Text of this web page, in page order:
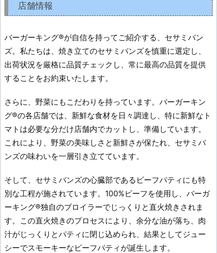
店舗情報
バーガーキング®が自信を持ってご紹介する、セサミバン
ズ。私たちは、焼き立てのセサミバンズを慎重に選定し、
出荷状況を厳格に品質チェックし、常に最高の品質を提供
することをお約束いたします。
さらに、野菜にもこだわりを持っています。バーガーキン
グ®の各店舗では、新鮮な食材を日々調達し、特に新鮮なト
マトは必要な分だけ店舗内でカットし、準備しています。
これにより、野菜の美味しさと新鮮さが保たれ、セサミバ
ンズの味わいを一層引き立てています。
そして、セサミバンズの心臓部であるビーフパティにも特
別な工程が施されています。100%ビーフを使用し、バーガ
ーキング®独自のブロイラーでじっくりと直火焼きされま
す。この直火焼きのプロセスにより、余分な油が落ち、肉
汁がじっくりとパティに閉じ込められ、結果としてジュー
シーでスモーキーなビーフパティが誕生します。